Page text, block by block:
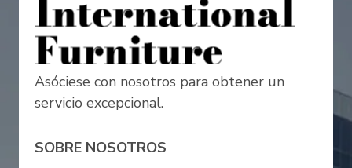
Asóciese con nosotros para obtener un
servicio excepcional.
SOBRE NOSOTROS